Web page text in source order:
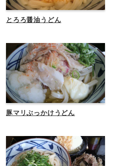
とろろ醤油うどん
豚マリぶっかけうどん